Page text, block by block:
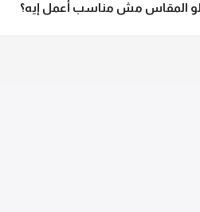
لو المقاس مش مناسب أعمل إيه؟